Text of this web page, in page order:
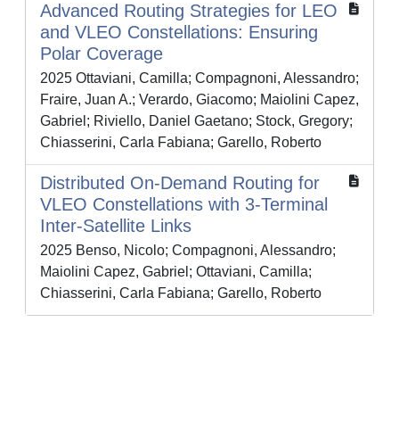
Advanced Routing Strategies for LEO
and VLEO Constellations: Ensuring
Polar Coverage
2025 Ottaviani, Camilla; Compagnoni, Alessandro;
Fraire, Juan A.; Verardo, Giacomo; Maiolini Capez,
Gabriel; Riviello, Daniel Gaetano; Stock, Gregory;
Chiasserini, Carla Fabiana; Garello, Roberto
Distributed On-Demand Routing for
VLEO Constellations with 3-Terminal
Inter-Satellite Links
2025 Benso, Nicolo; Compagnoni, Alessandro;
Maiolini Capez, Gabriel; Ottaviani, Camilla;
Chiasserini, Carla Fabiana; Garello, Roberto